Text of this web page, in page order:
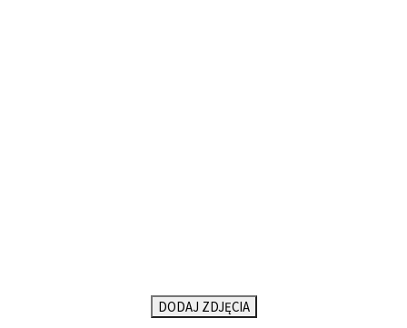
DODAJ ZDJĘCIA